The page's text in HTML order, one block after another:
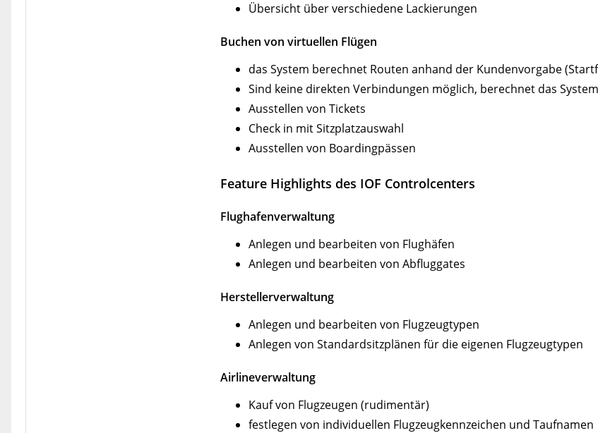
Übersicht über verschiedene Lackierungen
Buchen von virtuellen Flügen
das System berechnet Routen anhand der Kundenvorgabe
Sind keine direkten Verbindungen möglich, berechnet das
Ausstellen von Tickets
Check in mit Sitzplatzauswahl
Ausstellen von Boardingpässen
Feature Highlights des IOF Controlcenters
Flughafenverwaltung
Anlegen und bearbeiten von Flughäfen
Anlegen und bearbeiten von Abfluggates
Herstellerverwaltung
Anlegen und bearbeiten von Flugzeugtypen
Anlegen von Standardsitzplänen für die eigenen Flugzeugtypen
Airlineverwaltung
Kauf von Flugzeugen (rudimentär)
festlegen von individuellen Flugzeugkennzeichen und Taufnamen